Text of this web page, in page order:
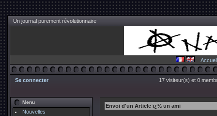
Un journal purement révolutionnaire
Accueil
Se connecter 17 visiteur(s) et 0
Menu
Nouvelles
Envoi d'un Article ï¿½ un ami